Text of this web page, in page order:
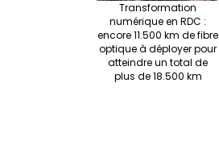
Transformation
numérique en RDC :
encore 11.500 km de fibre
optique à déployer pour
atteindre un total de
plus de 18.500 km